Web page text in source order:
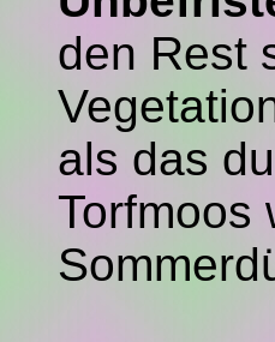
den Rest
als das
Torfmoos